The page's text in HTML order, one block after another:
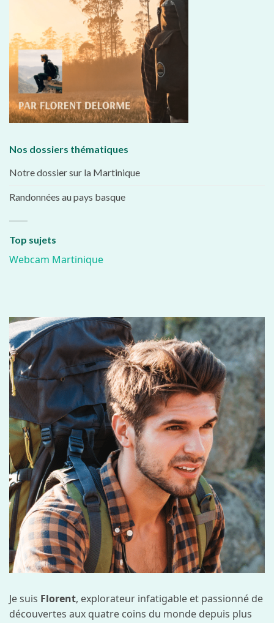
Nos dossiers thématiques
Notre dossier sur la Martinique
Randonnées au pays basque
Top sujets
Webcam Martinique
Je suis Florent, explorateur infatigable et passionné de
découvertes aux quatre coins du monde depuis plus